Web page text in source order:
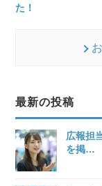
た！
最新の投稿
広報担
を掲…